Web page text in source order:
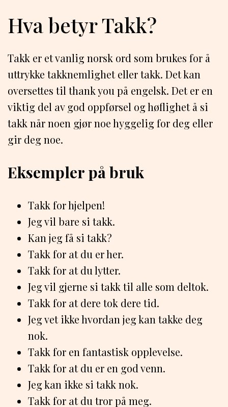
Hva betyr Takk?
Takk er et vanlig norsk ord som brukes for å
uttrykke takknemlighet eller takk. Det kan
oversettes til thank you på engelsk. Det er en
viktig del av god oppførsel og høflighet å si
takk når noen gjør noe hyggelig for deg eller
gir deg noe.
Eksempler på bruk
Takk for hjelpen!
Jeg vil bare si takk.
Kan jeg få si takk?
Takk for at du er her.
Takk for at du lytter.
Jeg vil gjerne si takk til alle som deltok.
Takk for at dere tok dere tid.
Jeg vet ikke hvordan jeg kan takke deg
nok.
Takk for en fantastisk opplevelse.
Takk for at du er en god venn.
Jeg kan ikke si takk nok.
Takk for at du tror på meg.